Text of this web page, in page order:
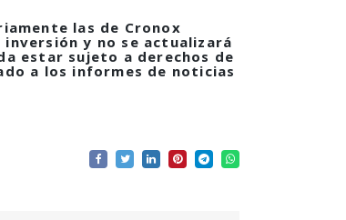
las de Cronox
y no se actualizará
estar sujeto a derechos de
a los informes de noticias